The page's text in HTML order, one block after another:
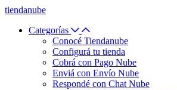
tiendanube
Categorías
Conocé Tiendanube
Configurá tu tienda
Cobrá con Pago Nube
Enviá con Envío Nube
Respondé con Chat Nube